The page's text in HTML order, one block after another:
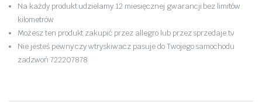
Na każdy produkt udzielamy 12 miesięcznej gwarancji bez limitów
kilometrów
Możesz ten produkt zakupić przez allegro lub przez sprzedaje.tv
Nie jesteś pewny czy wtryskiwacz pasuje do Twojego samochodu
zadzwoń 722207878